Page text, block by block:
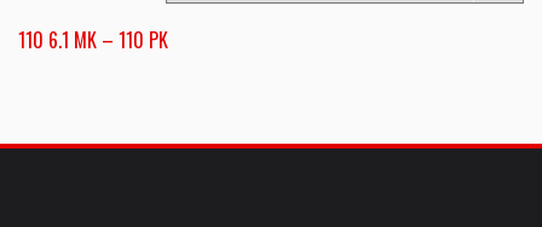
110 6.1 MK – 110 PK